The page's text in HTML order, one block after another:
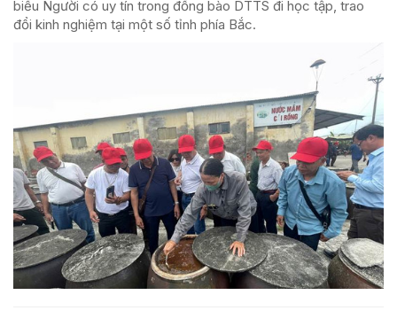
biểu Người có uy tín trong đồng bào DTTS đi học tập, trao
đổi kinh nghiệm tại một số tỉnh phía Bắc.